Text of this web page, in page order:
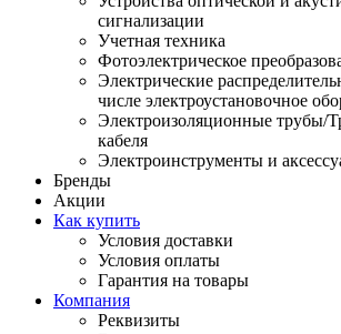
сигнализации
Учетная техника
Фотоэлектрическое
Электрические
числе электроустановочное
Электроизоляционные трубы/
кабеля
Электроинструменты и
Бренды
Акции
Как купить
Условия доставки
Условия оплаты
Гарантия на товары
Компания
Реквизиты